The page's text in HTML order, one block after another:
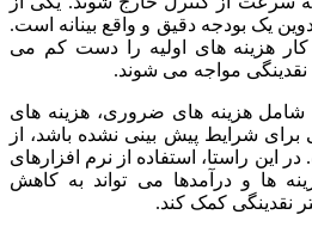
یک بودجه دقیق و واقع بینانه است.
کار هزینه های اولیه را دست کم می
نقدینگی مواجه می شوند.
شامل هزینه های ضروری، هزینه های
برای شرایط پیش بینی نشده باشد، از
این راستا، استفاده از نرم افزارهای
ها و درآمدها می تواند به کاهش
نقدینگی کمک کند.